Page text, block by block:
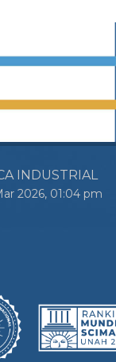
INDUSTRIAL
2026, 01:04 pm